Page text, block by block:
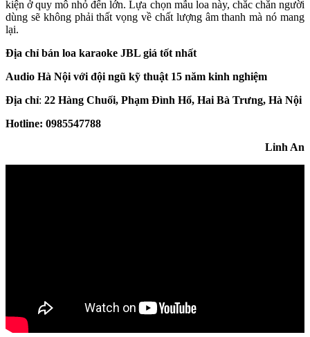
kiện ở quy mô nhỏ đến lớn. Lựa chọn mẫu loa này, chắc chắn người
dùng sẽ không phải thất vọng về chất lượng âm thanh mà nó mang
lại.
Địa chỉ bán loa karaoke JBL giá tốt nhất
Audio Hà Nội với đội ngũ kỹ thuật 15 năm kinh nghiệm
Địa chỉ: 22 Hàng Chuối, Phạm Đình Hổ, Hai Bà Trưng, Hà Nội
Hotline: 0985547788
Linh An